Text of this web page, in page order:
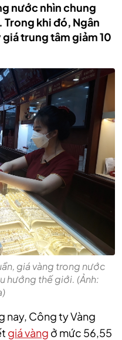
nước nhìn chung
khi đó, Ngân
trung tâm giảm 10
giá vàng trong nước
hướng thế giới. (Ảnh:
nay, Công ty Vàng
giá vàng ở mức 56,55